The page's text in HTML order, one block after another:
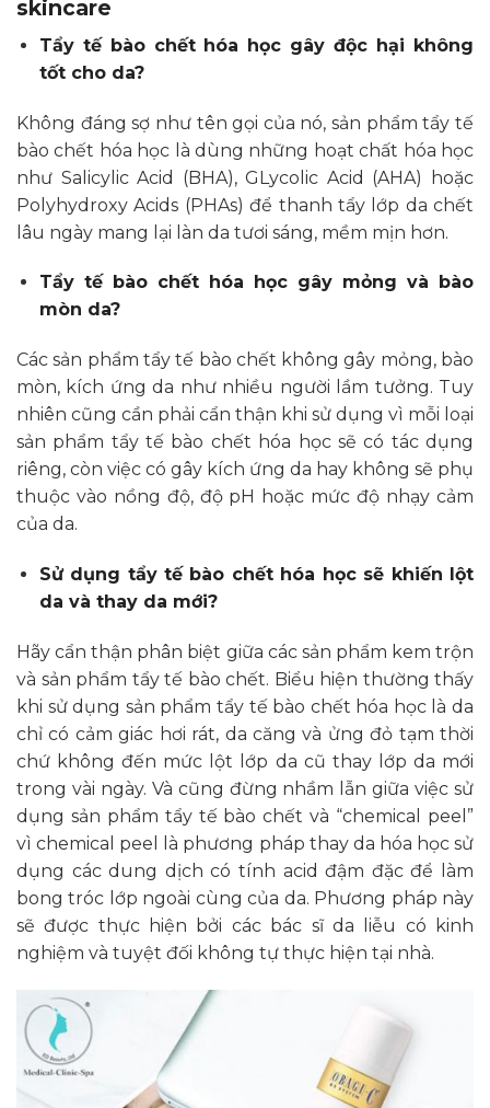
skincare
Tẩy tế bào chết hóa học gây độc hại không
tốt cho da?
Không đáng sợ như tên gọi của nó, sản phẩm tẩy tế
bào chết hóa học là dùng những hoạt chất hóa học
như Salicylic Acid (BHA), GLycolic Acid (AHA) hoặc
Polyhydroxy Acids (PHAs) để thanh tẩy lớp da chết
lâu ngày mang lại làn da tươi sáng, mềm mịn hơn.
Tẩy tế bào chết hóa học gây mỏng và bào
mòn da?
Các sản phẩm tẩy tế bào chết không gây mỏng, bào
mòn, kích ứng da như nhiều người lầm tưởng. Tuy
nhiên cũng cần phải cẩn thận khi sử dụng vì mỗi loại
sản phẩm tẩy tế bào chết hóa học sẽ có tác dụng
riêng, còn việc có gây kích ứng da hay không sẽ phụ
thuộc vào nồng độ, độ pH hoặc mức độ nhạy cảm
của da.
Sử dụng tẩy tế bào chết hóa học sẽ khiến lột
da và thay da mới?
Hãy cẩn thận phân biệt giữa các sản phẩm kem trộn
và sản phẩm tẩy tế bào chết. Biểu hiện thường thấy
khi sử dụng sản phẩm tẩy tế bào chết hóa học là da
chỉ có cảm giác hơi rát, da căng và ửng đỏ tạm thời
chứ không đến mức lột lớp da cũ thay lớp da mới
trong vài ngày. Và cũng đừng nhầm lẫn giữa việc sử
dụng sản phẩm tẩy tế bào chết và “chemical peel”
vì chemical peel là phương pháp thay da hóa học sử
dụng các dung dịch có tính acid đậm đặc để làm
bong tróc lớp ngoài cùng của da. Phương pháp này
sẽ được thực hiện bởi các bác sĩ da liễu có kinh
nghiệm và tuyệt đối không tự thực hiện tại nhà.